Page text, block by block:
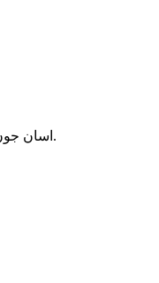
اسان جون مکيه شيون آهن: سلڪون فولي ڪيٿيٽر، لارينجيل ماسڪ ايئر وي، سلڪون اسٽومچي ٽيوب، اينڊوٽريچيل ٽيوب، وغيره.